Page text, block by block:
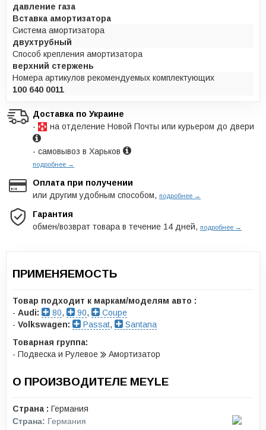
давление газа
Вставка амортизатора
Система амортизатора
двухтрубный
Способ крепления амортизатора
верхний стержень
Номера артикулов рекомендуемых комплектующих
100 640 0011
Доставка по Украине
-
на отделение Новой Почты или курьером до двери
- самовывоз в Харьков
подробнее →
Оплата при получении
или другим удобным способом, подробнее →
Гарантия
обмен/возврат товара в течение 14 дней, подробнее →
ПРИМЕНЯЕМОСТЬ
Товар подходит к маркам/моделям авто :
- Audi: 80, 90,
Coupe
- Volkswagen: Passat,
Santana
Товарная группа:
- Подвеска и Рулевое
Амортизатор
О ПРОИЗВОДИТЕЛЕ MEYLE
Страна : Германия
Страна: Германия